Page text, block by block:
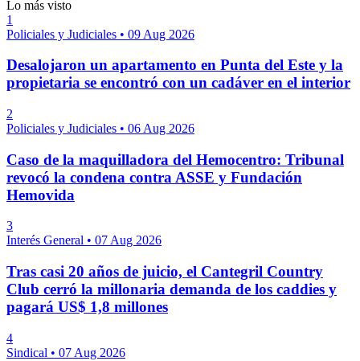
Lo más visto
1
Policiales y Judiciales • 09 Aug 2026
Desalojaron un apartamento en Punta del Este y la
propietaria se encontró con un cadáver en el interior
2
Policiales y Judiciales • 06 Aug 2026
Caso de la maquilladora del Hemocentro: Tribunal
revocó la condena contra ASSE y Fundación
Hemovida
3
Interés General • 07 Aug 2026
Tras casi 20 años de juicio, el Cantegril Country
Club cerró la millonaria demanda de los caddies y
pagará US$ 1,8 millones
4
Sindical • 07 Aug 2026